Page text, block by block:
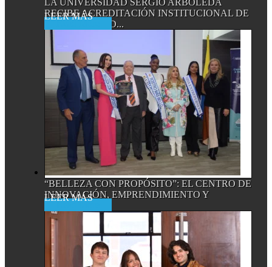
LA UNIVERSIDAD SERGIO ARBOLEDA
RECIBE ACREDITACIÓN INSTITUCIONAL DE
ALTA CALIDAD...
“BELLEZA CON PROPÓSITO”: EL CENTRO DE
INNOVACIÓN, EMPRENDIMIENTO Y